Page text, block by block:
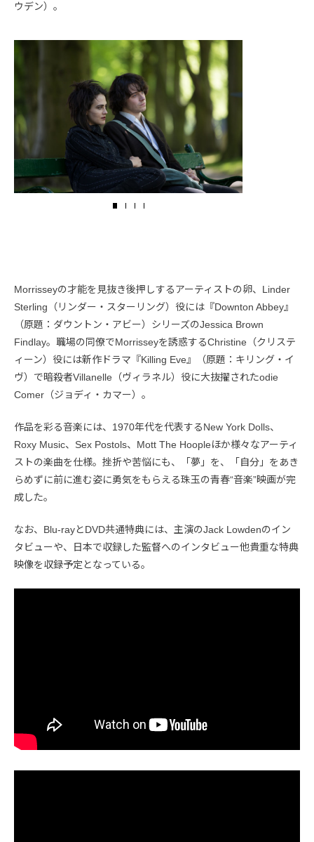
ウデン）。
Morrisseyの才能を見抜き後押しするアーティストの卵、Linder
Sterling（リンダー・スターリング）役には『Downton Abbey』
（原題：ダウントン・アビー）シリーズのJessica Brown
Findlay。職場の同僚でMorrisseyを誘惑するChristine（クリステ
ィーン）役には新作ドラマ『Killing Eve』（原題：キリング・イ
ヴ）で暗殺者Villanelle（ヴィラネル）役に大抜擢されたodie
Comer（ジョディ・カマー）。
作品を彩る音楽には、1970年代を代表するNew York Dolls、
Roxy Music、Sex Postols、Mott The Hoopleほか様々なアーティ
ストの楽曲を仕様。挫折や苦悩にも、「夢」を、「自分」をあき
らめずに前に進む姿に勇気をもらえる珠玉の青春“音楽”映画が完
成した。
なお、Blu-rayとDVD共通特典には、主演のJack Lowdenのイン
タビューや、日本で収録した監督へのインタビュー他貴重な特典
映像を収録予定となっている。